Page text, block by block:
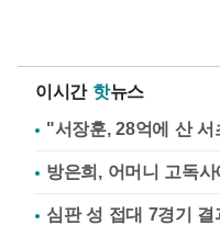
이시간 핫뉴스
"서장훈, 28억에 산
방은희, 어머니 고독
심판 성 접대 7경기